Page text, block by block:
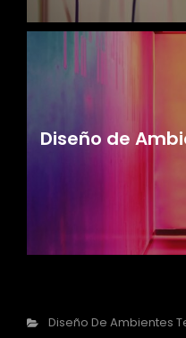
Diseño de
Categorías
Diseño De Ambientes